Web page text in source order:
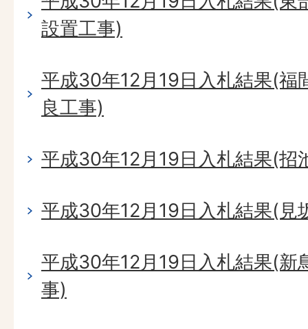
設置工事)
平成30年12月19日入札結果(福
良工事)
平成30年12月19日入札結果(招
平成30年12月19日入札結果(見
平成30年12月19日入札結果(新
事)